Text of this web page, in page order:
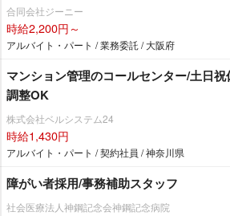
合同会社ジーニー
時給2,200円～
アルバイト・パート / 業務委託 / 大阪府
マンション管理のコールセンター/土日
調整OK
株式会社ベルシステム24
時給1,430円
アルバイト・パート / 契約社員 / 神奈川県
障がい者採用/事務補助スタッフ
社会医療法人神鋼記念会神鋼記念病院